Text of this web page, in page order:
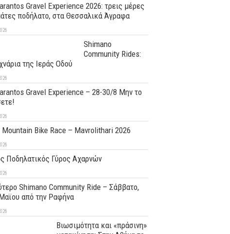
Gravel Experience 2026: τρεις μέρες
ποδήλατο, στα Θεσσαλικά Άγραφα
Shimano
Community Rides:
της Ιεράς Οδού
Gravel Experience – 28-30/8 Μην το
Bike Race – Mavrolithari 2026
Ποδηλατικός Γύρος Αχαρνών
Shimano Community Ride – Σάββατο,
από την Ραφήνα
Βιωσιμότητα και «πράσινη»